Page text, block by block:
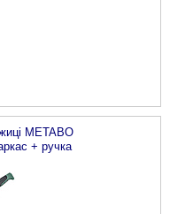
METABO
+ ручка